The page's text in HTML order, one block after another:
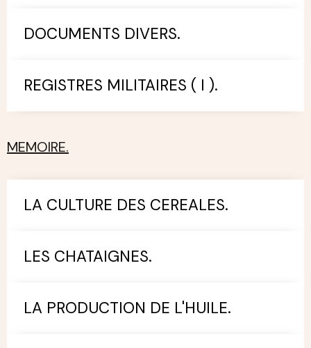
DOCUMENTS DIVERS.
REGISTRES MILITAIRES ( I ).
MEMOIRE.
LA CULTURE DES CEREALES.
LES CHATAIGNES.
LA PRODUCTION DE L'HUILE.